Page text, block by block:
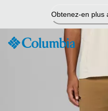
contenu
Obtenez-en plus